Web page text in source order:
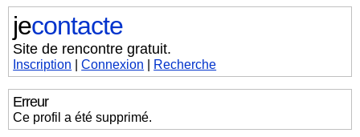
jecontacte
Site de rencontre gratuit.
Inscription |Connexion Recherche
Erreur
Ce profil a été supprimé.